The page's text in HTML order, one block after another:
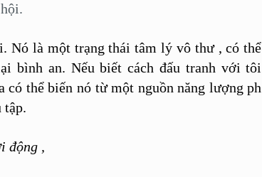
là một trạng thái tâm lý vô thư, có thể
bình an. Nếu biết cách đấu tranh với tôi
có thểbiến nó từ một nguồn năng lượng ph
tập.
động ,